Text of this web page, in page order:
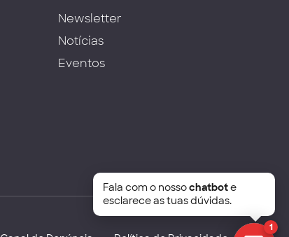
Newsletter
Notícias
Eventos
1
Fala com o nossochatbote
esclarece as tuas dúvidas.